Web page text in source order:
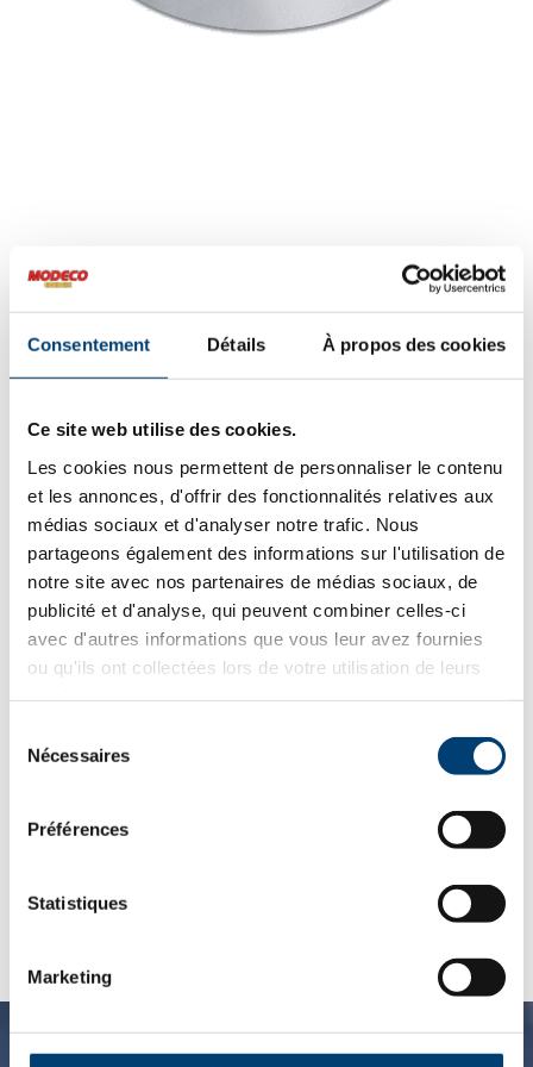
Consentement Détails À propos des cookies
Ce site web utilise des cookies.
Les cookies nous permettent de personnaliser le contenu
et les annonces, d'offrir des fonctionnalités relatives aux
médias sociaux et d'analyser notre trafic. Nous
partageons également des informations sur l'utilisation de
notre site avec nos partenaires de médias sociaux, de
publicité et d'analyse, qui peuvent combiner celles-ci
avec d'autres informations que vous leur avez fournies
ou qu'ils ont collectées lors de votre utilisation de leurs
Nécessaires
Préférences
Statistiques
Marketing
Couvercle de
protection (Ø100cm)
199.00€ – 285.00€Price
199.00€
through
285.00€
Composante 
quantité
de
de
Ajouter au panier
Retournez à la boutique en cliquantici.
DESCRIPTION
PRODUIT